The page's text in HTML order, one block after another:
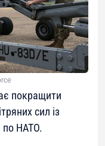
покращити
сил із
по НАТО.